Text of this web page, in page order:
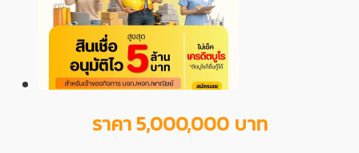
ราคา 5,000,000 บาท